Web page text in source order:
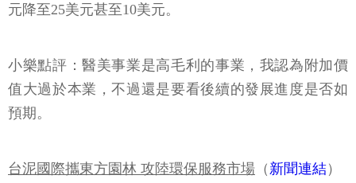
元降至25美元甚至10美元。
小樂點評：醫美事業是高毛利的事業，我認為附加價
值大過於本業，不過還是要看後續的發展進度是否如
預期。
台泥國際攜東方園林 攻陸環保服務市場 （ 新聞連結）